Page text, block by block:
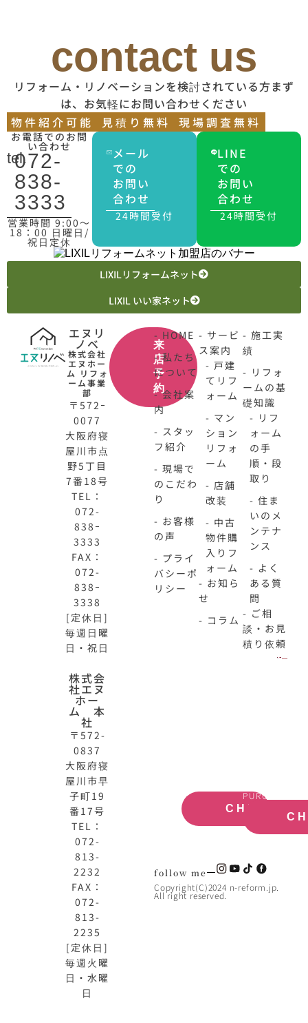
contact us
リフォーム・リノベーションを検討されている方まず
は、お気軽にお問い合わせください
物件紹介可能
見積り無料 現場調査無料
お電話でのお問
い合わせ
tel.
072-
838-
3333
営業時間 9:00〜
18：00 日曜日/
祝日定休
メール
での
お問い
合わせ
24時間受付
LINE
での
お問い
合わせ
24時間受付
LIXILリフォームネット
LIXIL いい家ネット
エヌリ
ノベ
株式会社
エヌホー
ム リフォ
ーム事業
部
〒572ｰ
0077
大阪府寝
屋川市点
野5丁目
7番18号
TEL：
072-
838ｰ
3333
FAX：
072-
838ｰ
3338
[定休日]
毎週日曜
日・祝日
株式会
社エヌ
ホー
ム 本
社
〒572-
0837
大阪府寝
屋川市早
子町19
番17号
TEL：
072-
813-
2232
FAX：
072-
813-
2235
[定休日]
毎週火曜
日・水曜
日
来
店
予
約
- HOME
- 私たち
について
- 会社案
内
- スタッ
フ紹介
- 現場で
のこだわ
り
- お客様
の声
- プライ
バシーポ
リシー
- サービ
ス案内
- 戸建
てリフ
ォーム
- マン
ション
リフォ
ーム
- 店舗
改装
- 中古
物件購
入りフ
ォーム
- お知ら
せ
- コラム
- 施工実
績
- リフォ
ームの基
礎知識
- リフ
ォーム
の手
順・段
取り
- 住ま
いのメ
ンテナ
ンス
- よく
ある質
問
- ご相
談・お見
積り依頼
CHECK
PURCHASE
follow me
Copyright(C)2024 n-reform.jp.
All right reserved.